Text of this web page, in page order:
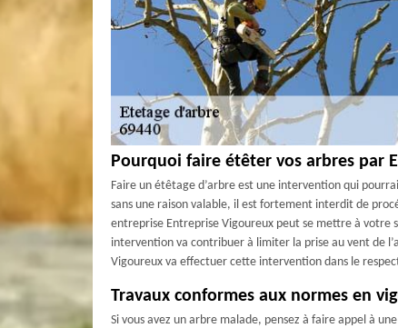
Pourquoi faire étêter vos arbres par
Faire un étêtage d’arbre est une intervention qui
sans une raison valable, il est fortement interdit de
entreprise Entreprise Vigoureux peut se mettre à votre
intervention va contribuer à limiter la prise au vent de
Vigoureux va effectuer cette intervention dans le
Travaux conformes aux normes en
Si vous avez un arbre malade, pensez à faire appel à